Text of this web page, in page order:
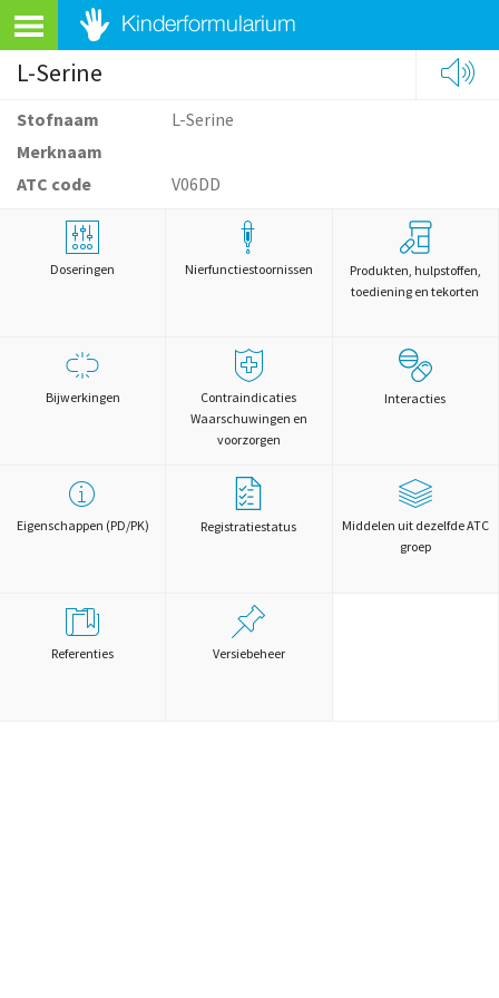
L-Serine
Stofnaam
L-Serine
Merknaam
ATC code
V06DD
Doseringen Nierfunctiestoornissen
Produkten, hulpstoffen,
toediening en tekorten
Bijwerkingen
Contraindicaties
Waarschuwingen en
voorzorgen
Interacties
Eigenschappen (PD/PK) Registratiestatus
Middelen uit dezelfde ATC
groep
Referenties Versiebeheer